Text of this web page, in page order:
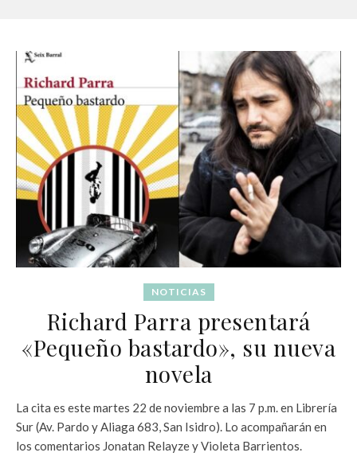
NOTICIAS
Richard Parra presentará
«Pequeño bastardo», su nueva
novela
La cita es este martes 22 de noviembre a las 7 p.m. en Librería
Sur (Av. Pardo y Aliaga 683, San Isidro). Lo acompañarán en
los comentarios Jonatan Relayze y Violeta Barrientos.